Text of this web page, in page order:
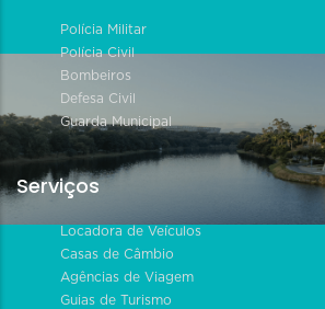
Polícia Militar
Polícia Civil
Bombeiros
Defesa Civil
Guarda Municipal
Serviços
Locadora de Veículos
Casas de Câmbio
Agências de Viagem
Guias de Turismo